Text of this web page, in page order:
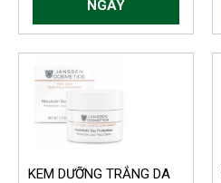
NGAY
KEM DƯỠNG TRẮNG DA